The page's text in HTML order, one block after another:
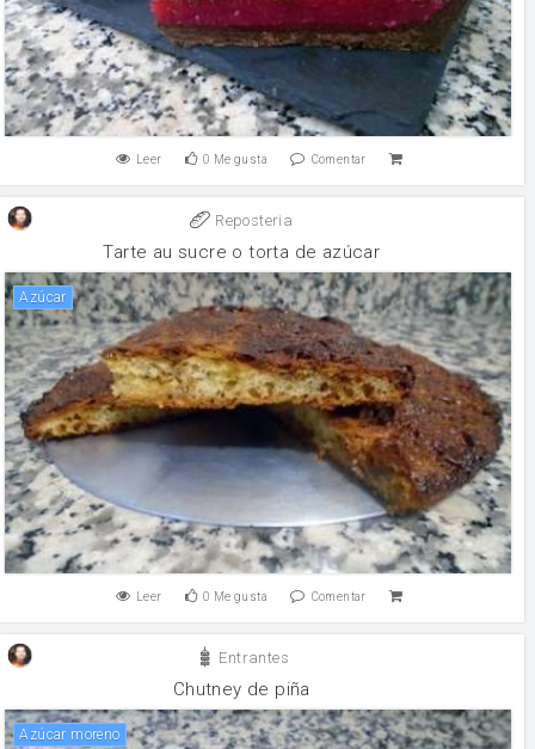
Leer 0 Me gusta Comentar
Reposteria
Tarte au sucre o torta de azúcar
Azúcar
Leer 0 Me gusta Comentar
Entrantes
Chutney de piña
Azúcar moreno